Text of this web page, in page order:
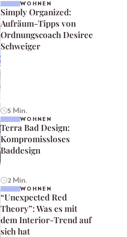
WOHNEN
Simply Organized:
Aufräum-Tipps von
Ordnungscoach Desiree
Schweiger
5 Min.
WOHNEN
Terra Bad Design:
Kompromissloses
Baddesign
2 Min.
WOHNEN
“Unexpected Red
Theory”: Was es mit
dem Interior-Trend auf
sich hat